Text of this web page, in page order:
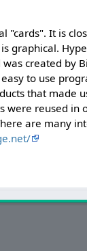
"cards". It is
graphical.
created by
to use
that made
were reused in
are many